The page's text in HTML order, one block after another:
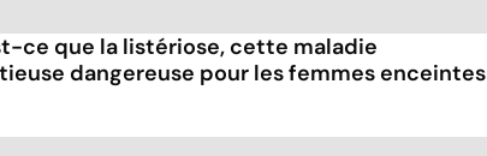
ce que la listériose, cette maladie
dangereuse pour les femmes enceintes